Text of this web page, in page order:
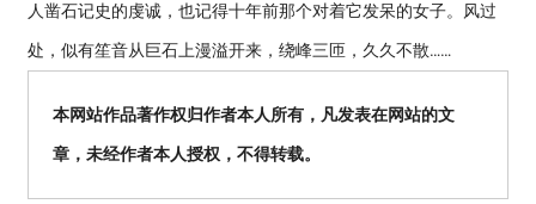
人凿石记史的虔诚，也记得十年前那个对着它发呆的女子。风过
处，似有笙音从巨石上漫溢开来，绕峰三匝，久久不散……
本网站作品著作权归作者本人所有，凡发表在网站的文
章，未经作者本人授权，不得转载。